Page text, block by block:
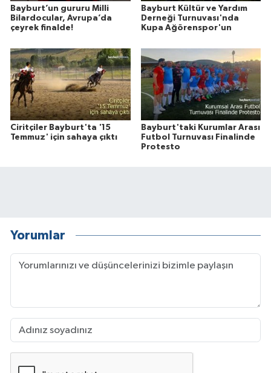
Bayburt’un gururu Milli
Bilardocular, Avrupa’da
çeyrek finalde!
Bayburt Kültür ve Yardım
Derneği Turnuvası'nda
Kupa Ağörenspor'un
Ciritçiler Bayburt'ta '15
Temmuz' için sahaya çıktı
Bayburt'taki Kurumlar Arası
Futbol Turnuvası Finalinde
Protesto
Yorumlar